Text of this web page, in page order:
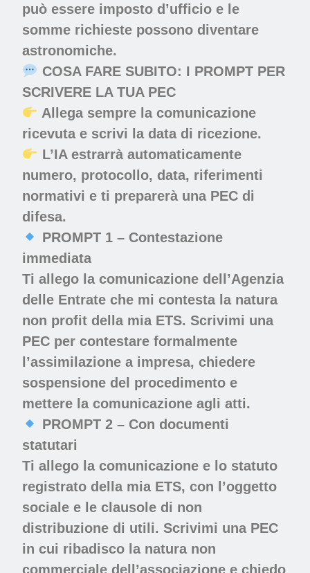
può essere imposto d’ufficio e le
somme richieste possono diventare
astronomiche.
COSA FARE SUBITO: I PROMPT PER
SCRIVERE LA TUA PEC
Allega sempre la comunicazione
ricevuta e scrivi la data di ricezione.
L’IA estrarrà automaticamente
numero, protocollo, data, riferimenti
normativi e ti preparerà una PEC di
difesa.
PROMPT 1 – Contestazione
immediata
Ti allego la comunicazione dell’Agenzia
delle Entrate che mi contesta la natura
non profit della mia ETS. Scrivimi una
PEC per contestare formalmente
l’assimilazione a impresa, chiedere
sospensione del procedimento e
mettere la comunicazione agli atti.
PROMPT 2 – Con documenti
statutari
Ti allego la comunicazione e lo statuto
registrato della mia ETS, con l’oggetto
sociale e le clausole di non
distribuzione di utili. Scrivimi una PEC
in cui ribadisco la natura non
commerciale dell’associazione e chiedo